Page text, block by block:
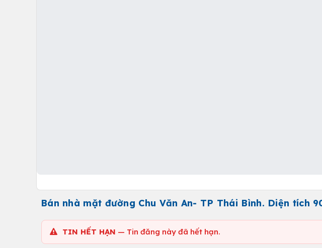
Bán nhà mặt đường Chu Văn An- TP Thái Bình. Diện tích
TIN HẾT HẠN — Tin đăng này đã hết hạn.